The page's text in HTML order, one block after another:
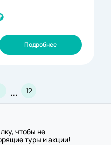
Подробнее
… 12
чтобы не
туры и акции!